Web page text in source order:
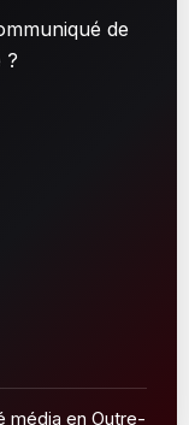
de
?
média en Outre-